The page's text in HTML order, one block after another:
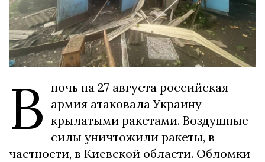
В ночь на 27 августа российская
армия атаковала Украину
крылатыми ракетами. Воздушные
силы уничтожили ракеты, в
частности, в Киевской области. Обломки